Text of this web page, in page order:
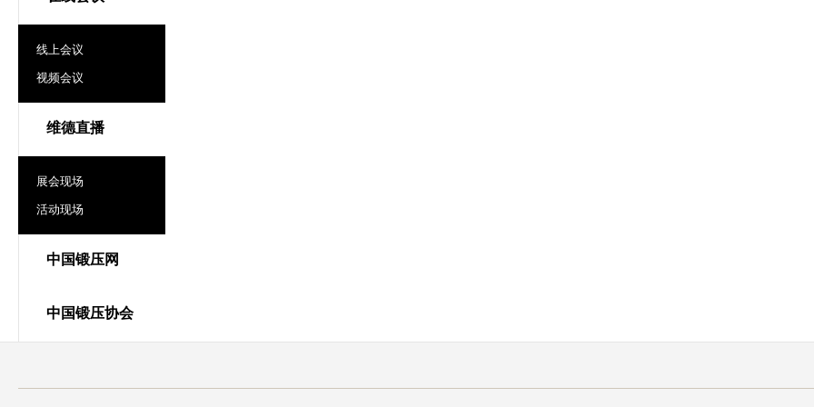
线上会议
视频会议
维德直播
展会现场
活动现场
中国锻压网
中国锻压协会